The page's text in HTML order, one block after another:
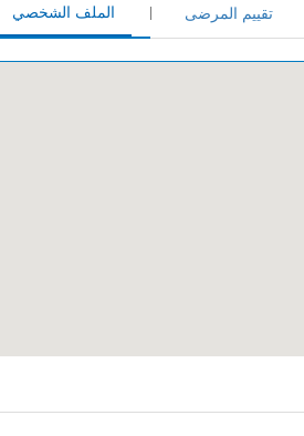
الملف الشخصي تقييم المرضى